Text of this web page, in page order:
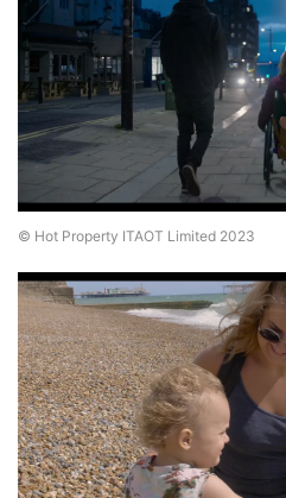
© Hot Property ITAOT Limited 2023